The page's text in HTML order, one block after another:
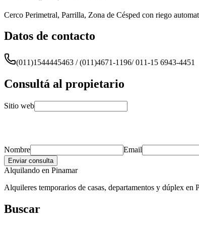
Cerco Perimetral, Parrilla, Zona de Césped con riego
Datos de contacto
(011)1544445463 / (011)4671-1196/ 011-15 6943-4451
Consultá al propietario
Sitio web
Nombre Email
Enviar consulta
Alquilando en Pinamar
Alquileres temporarios de casas, departamentos y dúplex
Buscar